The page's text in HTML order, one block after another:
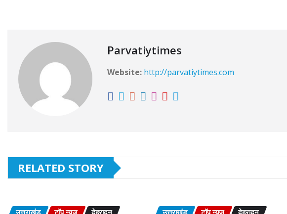
Parvatiytimes
Website: http://parvatiytimes.com
RELATED STORY